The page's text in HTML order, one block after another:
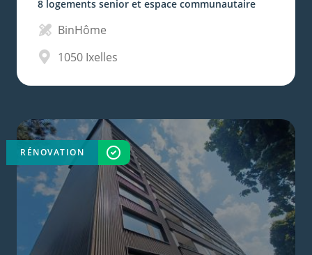
8 logements senior et espace communautaire
BinHôme
1050 Ixelles
RÉNOVATION TERMINÉ